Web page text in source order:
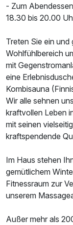
Ausstattung
Für 8 Tage
- Zum
18.30 bis 20.00
Treten Sie ein
Wohlfühlbereich
mit
eine
Kombisauna
Wir alle sehnen
kraftvollen Leben
mit seinen
kraftspendende
Im Haus stehen
gemütlichem
Fitnessraum zur
unserem
Außer mehr als